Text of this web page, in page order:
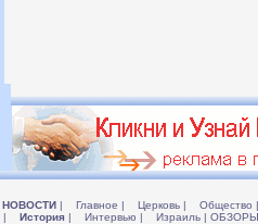
НОВОСТИ | Главное | Церковь | Общество |
| История | Интервью | Израиль |